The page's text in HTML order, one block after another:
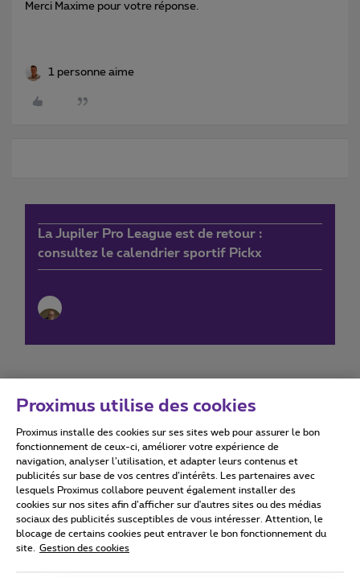
Merci Maxime pour votre réponse.
1 personne aime
La Jupiler Pro League est de retour :
consultez le calendrier sportif Pickx
Conditions d'utilisation Accessibility statement
Tous droits réservés. © 2026 Proximus
Conditions générales, info consommateur
Proximus utilise des cookies
Proximus installe des cookies sur ses sites web pour assurer le bon
fonctionnement de ceux-ci, améliorer votre expérience de
navigation, analyser l’utilisation, et adapter leurs contenus et
publicités sur base de vos centres d’intérêts. Les partenaires avec
lesquels Proximus collabore peuvent également installer des
cookies sur nos sites afin d’afficher sur d'autres sites ou des médias
sociaux des publicités susceptibles de vous intéresser. Attention, le
blocage de certains cookies peut entraver le bon fonctionnement du
site.
Gestion des cookies